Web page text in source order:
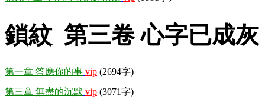
鎖紋 第三卷 心字已成灰
第一章 答應你的事 vip (2694字)
第三章 無盡的沉默 vip (3071字)